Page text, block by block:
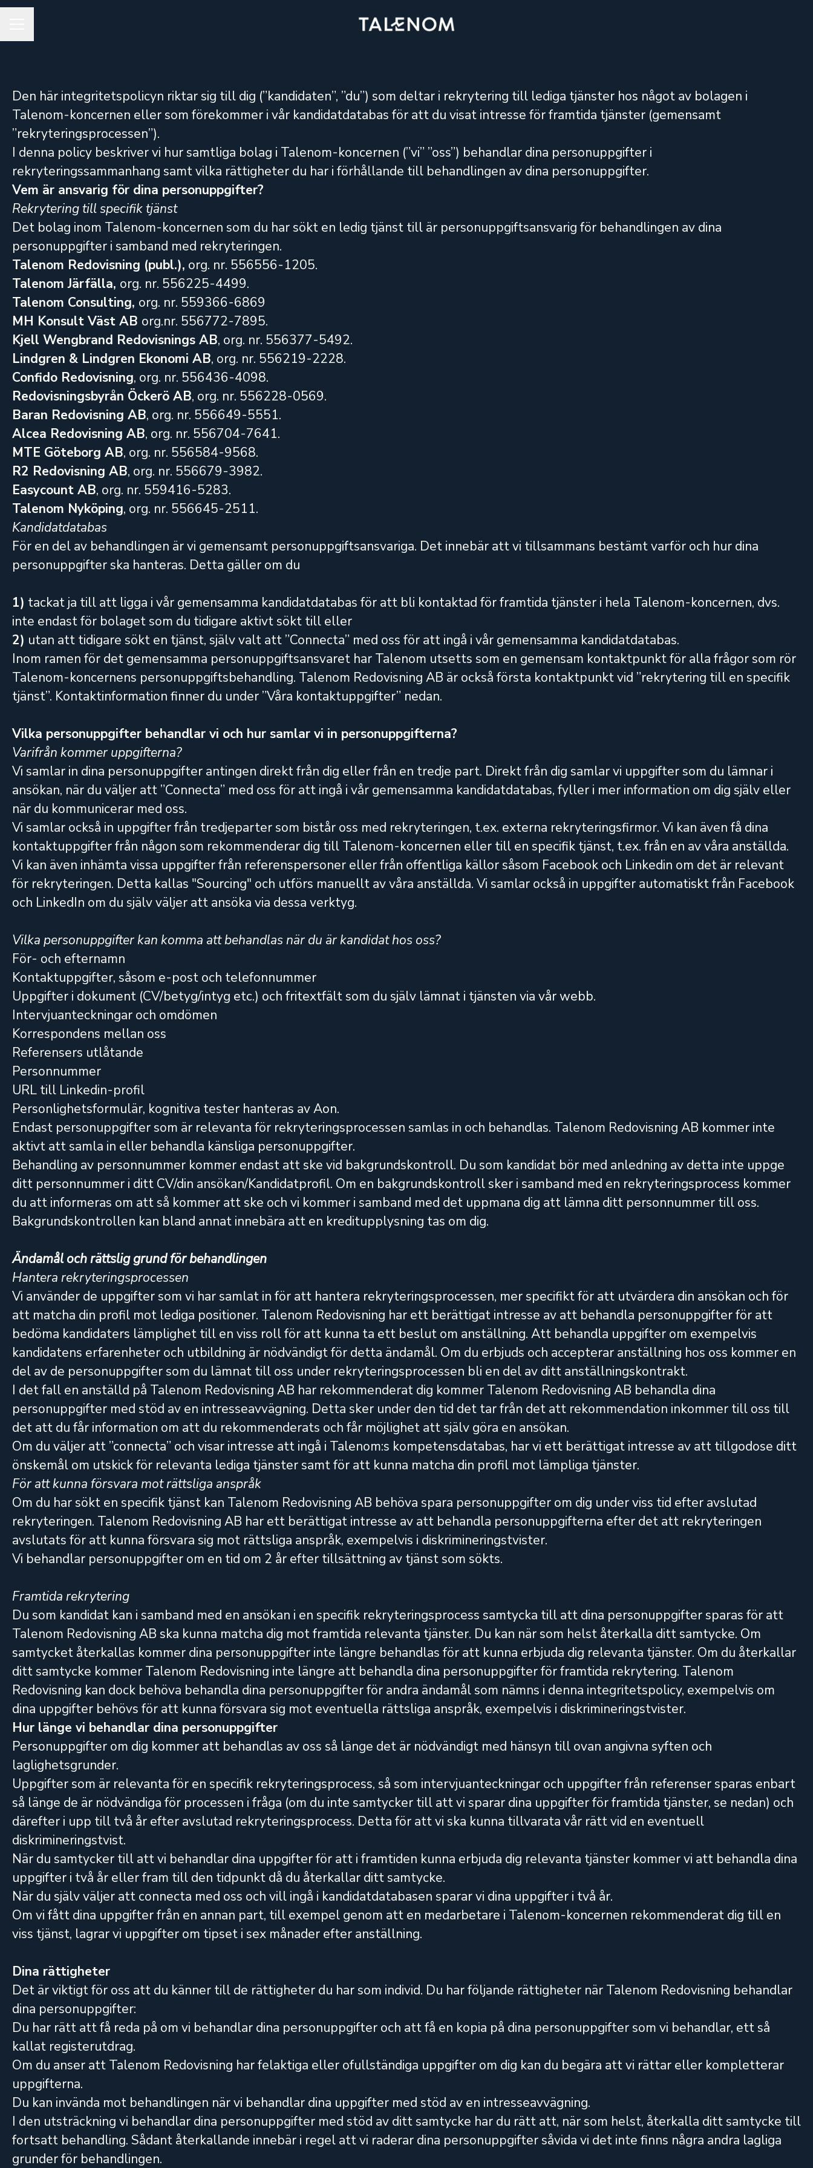
Den här integritetspolicyn riktar sig till dig (”kandidaten”, ”du”) som deltar i rekrytering till lediga tjänster hos något av bolagen i
Talenom-koncernen eller som förekommer i vår kandidatdatabas för att du visat intresse för framtida tjänster (gemensamt
”rekryteringsprocessen”).
I denna policy beskriver vi hur samtliga bolag i Talenom-koncernen (”vi” ”oss”) behandlar dina personuppgifter i
rekryteringssammanhang samt vilka rättigheter du har i förhållande till behandlingen av dina personuppgifter.
Vem är ansvarig för dina personuppgifter?
Rekrytering till specifik tjänst
Det bolag inom Talenom-koncernen som du har sökt en ledig tjänst till är personuppgiftsansvarig för behandlingen av dina
personuppgifter i samband med rekryteringen.
Talenom Redovisning (publ.), org. nr. 556556-1205.
Talenom Järfälla, org. nr. 556225-4499.
Talenom Consulting, org. nr. 559366-6869
MH Konsult Väst AB org.nr. 556772-7895.
Kjell Wengbrand Redovisnings AB, org. nr. 556377-5492.
Lindgren & Lindgren Ekonomi AB, org. nr. 556219-2228.
Confido Redovisning, org. nr. 556436-4098.
Redovisningsbyrån Öckerö AB, org. nr. 556228-0569.
Baran Redovisning AB, org. nr. 556649-5551.
Alcea Redovisning AB, org. nr. 556704-7641.
MTE Göteborg AB, org. nr. 556584-9568.
R2 Redovisning AB, org. nr. 556679-3982.
Easycount AB, org. nr. 559416-5283.
Talenom Nyköping, org. nr. 556645-2511.
Kandidatdatabas
För en del av behandlingen är vi gemensamt personuppgiftsansvariga. Det innebär att vi tillsammans bestämt varför och hur dina
personuppgifter ska hanteras. Detta gäller om du
1) tackat ja till att ligga i vår gemensamma kandidatdatabas för att bli kontaktad för framtida tjänster i hela Talenom-koncernen, dvs.
inte endast för bolaget som du tidigare aktivt sökt till eller
2) utan att tidigare sökt en tjänst, själv valt att ”Connecta” med oss för att ingå i vår gemensamma kandidatdatabas.
Inom ramen för det gemensamma personuppgiftsansvaret har Talenom utsetts som en gemensam kontaktpunkt för alla frågor som rör
Talenom-koncernens personuppgiftsbehandling. Talenom Redovisning AB är också första kontaktpunkt vid ”rekrytering till en specifik
tjänst”. Kontaktinformation finner du under ”Våra kontaktuppgifter” nedan.
Vilka personuppgifter behandlar vi och hur samlar vi in personuppgifterna?
Varifrån kommer uppgifterna?
Vi samlar in dina personuppgifter antingen direkt från dig eller från en tredje part. Direkt från dig samlar vi uppgifter som du lämnar i
ansökan, när du väljer att ”Connecta” med oss för att ingå i vår gemensamma kandidatdatabas, fyller i mer information om dig själv eller
när du kommunicerar med oss.
Vi samlar också in uppgifter från tredjeparter som bistår oss med rekryteringen, t.ex. externa rekryteringsfirmor. Vi kan även få dina
kontaktuppgifter från någon som rekommenderar dig till Talenom-koncernen eller till en specifik tjänst, t.ex. från en av våra anställda.
Vi kan även inhämta vissa uppgifter från referenspersoner eller från offentliga källor såsom Facebook och Linkedin om det är relevant
för rekryteringen. Detta kallas "Sourcing" och utförs manuellt av våra anställda. Vi samlar också in uppgifter automatiskt från Facebook
och LinkedIn om du själv väljer att ansöka via dessa verktyg.
Vilka personuppgifter kan komma att behandlas när du är kandidat hos oss?
För- och efternamn
Kontaktuppgifter, såsom e-post och telefonnummer
Uppgifter i dokument (CV/betyg/intyg etc.) och fritextfält som du själv lämnat i tjänsten via vår webb.
Intervjuanteckningar och omdömen
Korrespondens mellan oss
Referensers utlåtande
Personnummer
URL till Linkedin-profil
Personlighetsformulär, kognitiva tester hanteras av Aon.
Endast personuppgifter som är relevanta för rekryteringsprocessen samlas in och behandlas. Talenom Redovisning AB kommer inte
aktivt att samla in eller behandla känsliga personuppgifter.
Behandling av personnummer kommer endast att ske vid bakgrundskontroll. Du som kandidat bör med anledning av detta inte uppge
ditt personnummer i ditt CV/din ansökan/Kandidatprofil. Om en bakgrundskontroll sker i samband med en rekryteringsprocess kommer
du att informeras om att så kommer att ske och vi kommer i samband med det uppmana dig att lämna ditt personnummer till oss.
Bakgrundskontrollen kan bland annat innebära att en kreditupplysning tas om dig.
Ändamål och rättslig grund för behandlingen
Hantera rekryteringsprocessen
Vi använder de uppgifter som vi har samlat in för att hantera rekryteringsprocessen, mer specifikt för att utvärdera din ansökan och för
att matcha din profil mot lediga positioner. Talenom Redovisning har ett berättigat intresse av att behandla personuppgifter för att
bedöma kandidaters lämplighet till en viss roll för att kunna ta ett beslut om anställning. Att behandla uppgifter om exempelvis
kandidatens erfarenheter och utbildning är nödvändigt för detta ändamål. Om du erbjuds och accepterar anställning hos oss kommer en
del av de personuppgifter som du lämnat till oss under rekryteringsprocessen bli en del av ditt anställningskontrakt.
I det fall en anställd på Talenom Redovisning AB har rekommenderat dig kommer Talenom Redovisning AB behandla dina
personuppgifter med stöd av en intresseavvägning. Detta sker under den tid det tar från det att rekommendation inkommer till oss till
det att du får information om att du rekommenderats och får möjlighet att själv göra en ansökan.
Om du väljer att ”connecta” och visar intresse att ingå i Talenom:s kompetensdatabas, har vi ett berättigat intresse av att tillgodose ditt
önskemål om utskick för relevanta lediga tjänster samt för att kunna matcha din profil mot lämpliga tjänster.
För att kunna försvara mot rättsliga anspråk
Om du har sökt en specifik tjänst kan Talenom Redovisning AB behöva spara personuppgifter om dig under viss tid efter avslutad
rekryteringen. Talenom Redovisning AB har ett berättigat intresse av att behandla personuppgifterna efter det att rekryteringen
avslutats för att kunna försvara sig mot rättsliga anspråk, exempelvis i diskrimineringstvister.
Vi behandlar personuppgifter om en tid om 2 år efter tillsättning av tjänst som sökts.
Framtida rekrytering
Du som kandidat kan i samband med en ansökan i en specifik rekryteringsprocess samtycka till att dina personuppgifter sparas för att
Talenom Redovisning AB ska kunna matcha dig mot framtida relevanta tjänster. Du kan när som helst återkalla ditt samtycke. Om
samtycket återkallas kommer dina personuppgifter inte längre behandlas för att kunna erbjuda dig relevanta tjänster. Om du återkallar
ditt samtycke kommer Talenom Redovisning inte längre att behandla dina personuppgifter för framtida rekrytering. Talenom
Redovisning kan dock behöva behandla dina personuppgifter för andra ändamål som nämns i denna integritetspolicy, exempelvis om
dina uppgifter behövs för att kunna försvara sig mot eventuella rättsliga anspråk, exempelvis i diskrimineringstvister.
Hur länge vi behandlar dina personuppgifter
Personuppgifter om dig kommer att behandlas av oss så länge det är nödvändigt med hänsyn till ovan angivna syften och
laglighetsgrunder.
Uppgifter som är relevanta för en specifik rekryteringsprocess, så som intervjuanteckningar och uppgifter från referenser sparas enbart
så länge de är nödvändiga för processen i fråga (om du inte samtycker till att vi sparar dina uppgifter för framtida tjänster, se nedan) och
därefter i upp till två år efter avslutad rekryteringsprocess. Detta för att vi ska kunna tillvarata vår rätt vid en eventuell
diskrimineringstvist.
När du samtycker till att vi behandlar dina uppgifter för att i framtiden kunna erbjuda dig relevanta tjänster kommer vi att behandla dina
uppgifter i två år eller fram till den tidpunkt då du återkallar ditt samtycke.
När du själv väljer att connecta med oss och vill ingå i kandidatdatabasen sparar vi dina uppgifter i två år.
Om vi fått dina uppgifter från en annan part, till exempel genom att en medarbetare i Talenom-koncernen rekommenderat dig till en
viss tjänst, lagrar vi uppgifter om tipset i sex månader efter anställning.
Dina rättigheter
Det är viktigt för oss att du känner till de rättigheter du har som individ. Du har följande rättigheter när Talenom Redovisning behandlar
dina personuppgifter:
Du har rätt att få reda på om vi behandlar dina personuppgifter och att få en kopia på dina personuppgifter som vi behandlar, ett så
kallat registerutdrag.
Om du anser att Talenom Redovisning har felaktiga eller ofullständiga uppgifter om dig kan du begära att vi rättar eller kompletterar
uppgifterna.
Du kan invända mot behandlingen när vi behandlar dina uppgifter med stöd av en intresseavvägning.
I den utsträckning vi behandlar dina personuppgifter med stöd av ditt samtycke har du rätt att, när som helst, återkalla ditt samtycke till
fortsatt behandling. Sådant återkallande innebär i regel att vi raderar dina personuppgifter såvida vi det inte finns några andra lagliga
grunder för behandlingen.